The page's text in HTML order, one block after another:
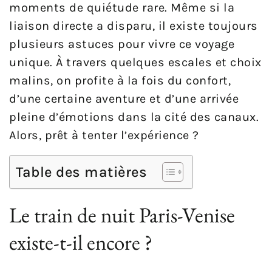
moments de quiétude rare. Même si la
liaison directe a disparu, il existe toujours
plusieurs astuces pour vivre ce voyage
unique. À travers quelques escales et choix
malins, on profite à la fois du confort,
d’une certaine aventure et d’une arrivée
pleine d’émotions dans la cité des canaux.
Alors, prêt à tenter l’expérience ?
Table des matières
Le train de nuit Paris-Venise
existe-t-il encore ?